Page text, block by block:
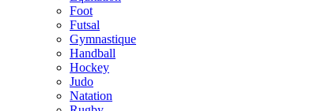
Foot
Futsal
Gymnastique
Handball
Hockey
Judo
Natation